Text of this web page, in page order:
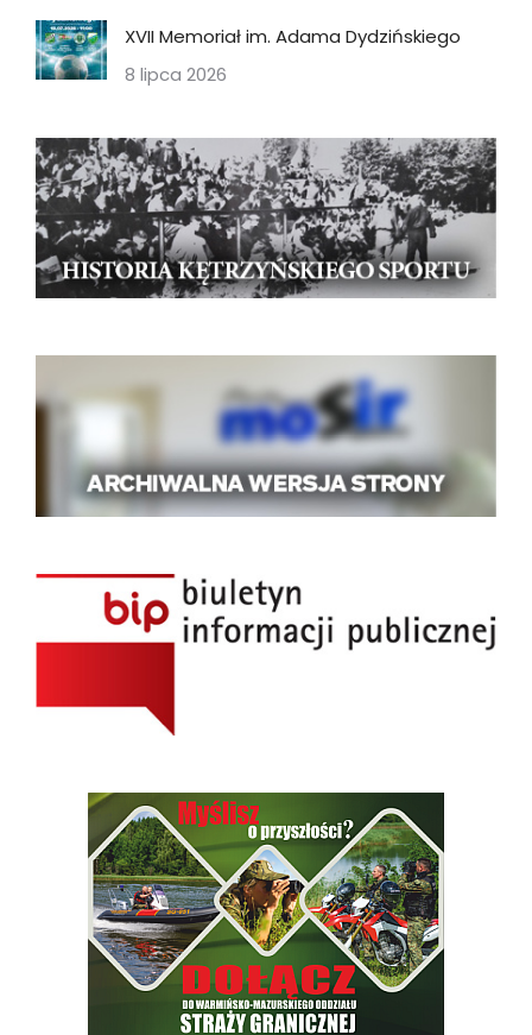
XVII Memoriał im. Adama Dydzińskiego
8 lipca 2026